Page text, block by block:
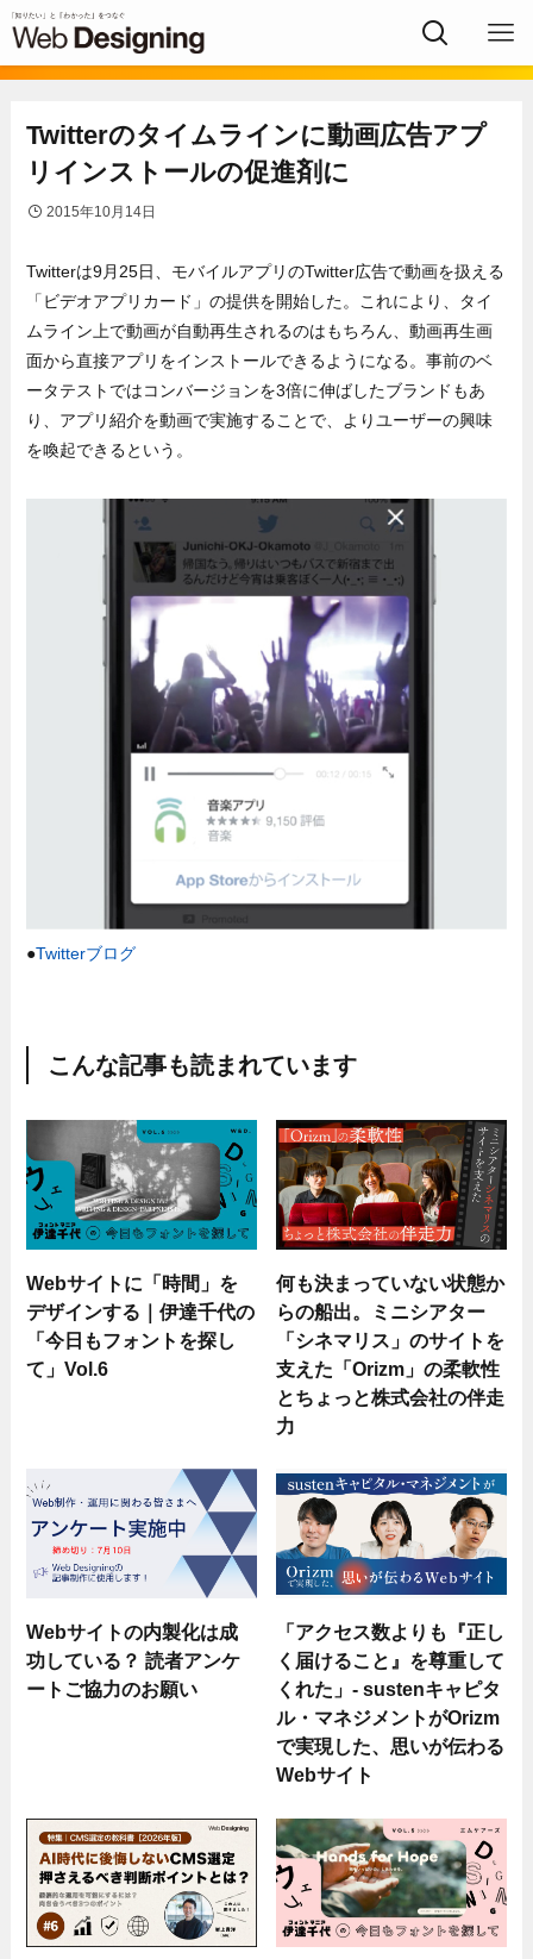
Twitterのタイムラインに動画広告アプ
リインストールの促進剤に
2015年10月14日
Twitterは9月25日、モバイルアプリのTwitter広告で動画を扱える
「ビデオアプリカード」の提供を開始した。これにより、タイ
ムライン上で動画が自動再生されるのはもちろん、動画再生画
面から直接アプリをインストールできるようになる。事前のベ
ータテストではコンバージョンを3倍に伸ばしたブランドもあ
り、アプリ紹介を動画で実施することで、よりユーザーの興味
を喚起できるという。
●Twitterブログ
こんな記事も読まれています
Webサイトに「時間」を
デザインする｜伊達千代の
「今日もフォントを探し
て」Vol.6
何も決まっていない状態か
らの船出。ミニシアター
「シネマリス」のサイトを
支えた「Orizm」の柔軟性
とちょっと株式会社の伴走
力
Webサイトの内製化は成
功している？ 読者アンケ
ートご協力のお願い
「アクセス数よりも『正し
く届けること』を尊重して
くれた」- sustenキャピタ
ル・マネジメントがOrizm
で実現した、思いが伝わる
Webサイト